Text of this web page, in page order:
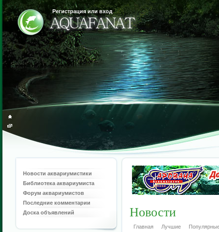
Регистрация или вход
Новости аквариумистики
Библиотека аквариумиста
Форум аквариумистов
Последние комментарии
Доска объявлений
Новости
Главная Лучшие